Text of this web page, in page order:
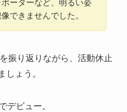
ーターなど、明るい姿
できませんでした。
振り返りながら、活動休止
しょう。
デビュー。